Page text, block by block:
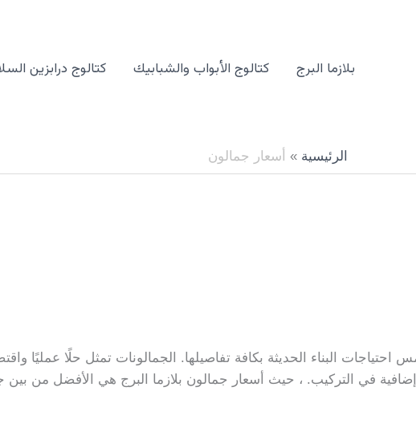
بلازما البرج كتالوج الأبواب والشبابيك كتالوج درابزين
الرئيسية أسعار جمالون
البناء الحديثة بكافة تفاصيلها. الجمالونات تمثل حلًا عمليًا
إضافية في التركيب. ، حيث أسعار جمالون بلازما البرج هي الأفضل من